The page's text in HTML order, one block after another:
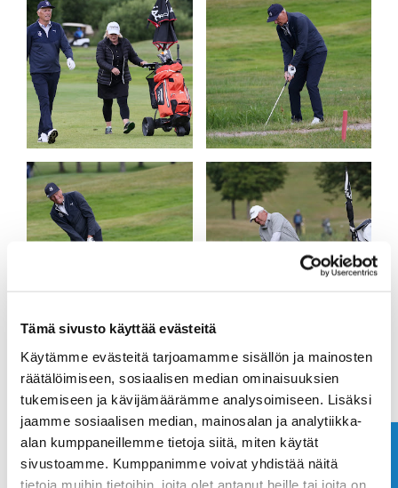
Tämä sivusto käyttää evästeitä
Käytämme evästeitä tarjoamamme sisällön ja mainosten
räätälöimiseen, sosiaalisen median ominaisuuksien
tukemiseen ja kävijämäärämme analysoimiseen. Lisäksi
jaamme sosiaalisen median, mainosalan ja analytiikka-
alan kumppaneillemme tietoja siitä, miten käytät
sivustoamme. Kumppanimme voivat yhdistää näitä
tietoja muihin tietoihin, joita olet antanut heille tai joita on